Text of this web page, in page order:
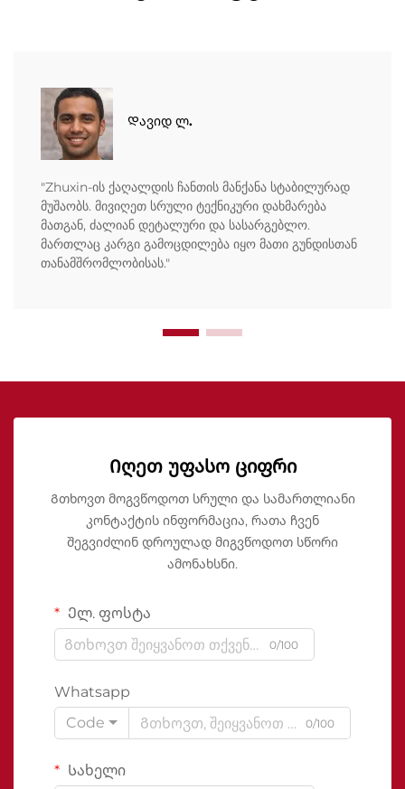
Დავიდ ლ.
"Zhuxin-ის ქაღალდის ჩანთის მანქანა სტაბილურად
მუშაობს. მივიღეთ სრული ტექნიკური დახმარება
მათგან, ძალიან დეტალური და სასარგებლო.
მართლაც კარგი გამოცდილება იყო მათი გუნდისთან
თანამშრომლობისას."
Იღეთ უფასო ციფრი
Გთხოვთ მოგვწოდოთ სრული და სამართლიანი
კონტაქტის ინფორმაცია, რათა ჩვენ
შეგვიძლინ დროულად მიგვწოდოთ სწორი
ამონახსნი.
Ელ. ფოსტა
0/100
Whatsapp
Code
0/100
Სახელი